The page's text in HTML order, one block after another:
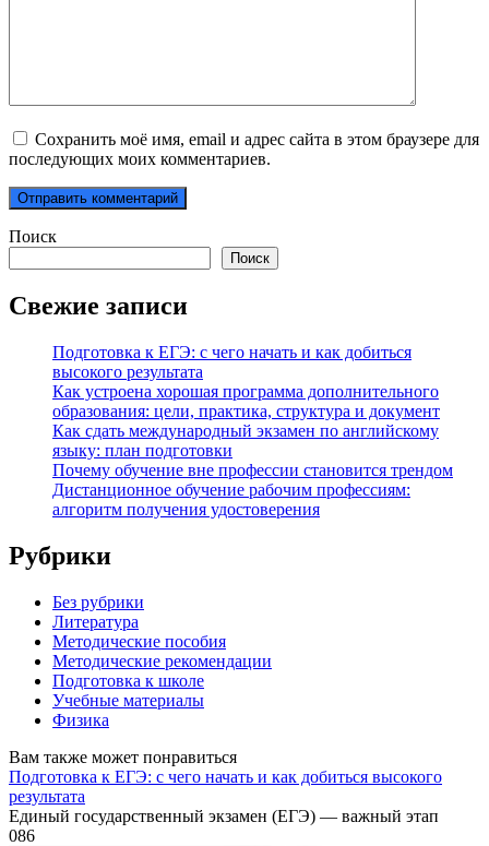
Сохранить моё имя, email и адрес сайта в этом браузере для
последующих моих комментариев.
Поиск
Поиск
Свежие записи
Подготовка к ЕГЭ: с чего начать и как добиться
высокого результата
Как устроена хорошая программа дополнительного
образования: цели, практика, структура и документ
Как сдать международный экзамен по английскому
языку: план подготовки
Почему обучение вне профессии становится трендом
Дистанционное обучение рабочим профессиям:
алгоритм получения удостоверения
Рубрики
Без рубрики
Литература
Методические пособия
Методические рекомендации
Подготовка к школе
Учебные материалы
Физика
Вам также может понравиться
Подготовка к ЕГЭ: с чего начать и как добиться высокого
результата
Единый государственный экзамен (ЕГЭ) — важный этап
086